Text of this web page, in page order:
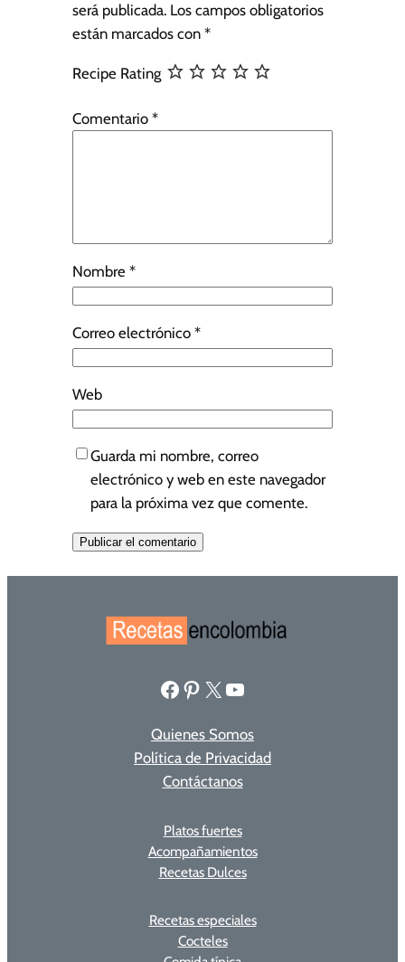
será publicada. Los campos obligatorios
están marcados con *
Recipe Rating
Comentario *
Nombre *
Correo electrónico *
Web
Guarda mi nombre, correo
electrónico y web en este navegador
para la próxima vez que comente.
Facebook Pinterest X YouTube
Quienes Somos
Política de Privacidad
Contáctanos
Platos fuertes
Acompañamientos
Recetas Dulces
Recetas especiales
Cocteles